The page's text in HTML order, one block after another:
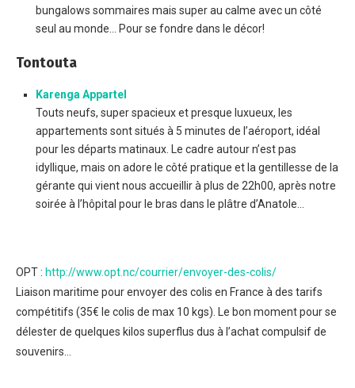
bungalows sommaires mais super au calme avec un côté
seul au monde… Pour se fondre dans le décor!
Tontouta
Karenga Appartel
Touts neufs, super spacieux et presque luxueux, les
appartements sont situés à 5 minutes de l’aéroport, idéal
pour les départs matinaux. Le cadre autour n’est pas
idyllique, mais on adore le côté pratique et la gentillesse de la
gérante qui vient nous accueillir à plus de 22h00, après notre
soirée à l’hôpital pour le bras dans le plâtre d’Anatole…
OPT : http://www.opt.nc/courrier/envoyer-des-colis/
Liaison maritime pour envoyer des colis en France à des tarifs
compétitifs (35€ le colis de max 10 kgs). Le bon moment pour se
délester de quelques kilos superflus dus à l’achat compulsif de
souvenirs…